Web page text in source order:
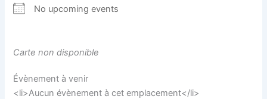
No upcoming events
Carte non disponible
Évènement à venir
<li>Aucun évènement à cet emplacement</li>